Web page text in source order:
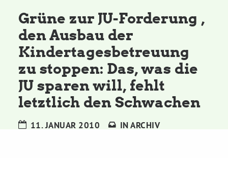
Grünes Zentrum
Personen
Sylvia Rietenberg, MdB
Dorothea Deppermann, MdL
Grüne zur JU-Forderung ,
den Ausbau der
Kindertagesbetreuung
zu stoppen: Das, was die
JU sparen will, fehlt
letztlich den Schwachen
11. JANUAR 2010 INARCHIV